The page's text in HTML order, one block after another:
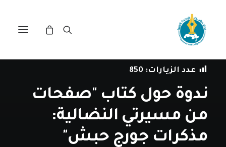
فيندوات
عدد الزيارات: 850
ندوة حول كتاب "صفحات
من مسيرتي النضالية:
مذكرات جورج حبش"